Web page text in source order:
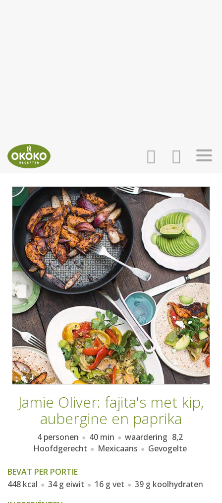
INLOGGEN
AANMELDEN
HOME
RECEPTEN
WEEKMENU'S
KOOKBOEKEN
Jamie Oliver: fajita's met kip,
aubergine en paprika
4 personen 40 min waardering 8,2
Hoofdgerecht
Mexicaans Gevogelte
BEVAT PER PORTIE
448 kcal
34 g eiwit 16 g vet
39 g koolhydraten